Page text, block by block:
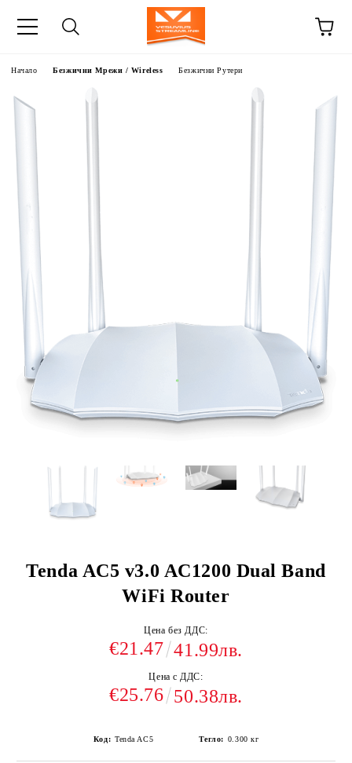
Начало Безжични Мрежи / Wireless Безжични Рутери
Tenda AC5 v3.0 AC1200 Dual Band
WiFi Router
Цена без ДДС:
€21.47 41.99лв.
Цена с ДДС:
€25.76 50.38лв.
Код: Tenda AC5 Тегло: 0.300 кг